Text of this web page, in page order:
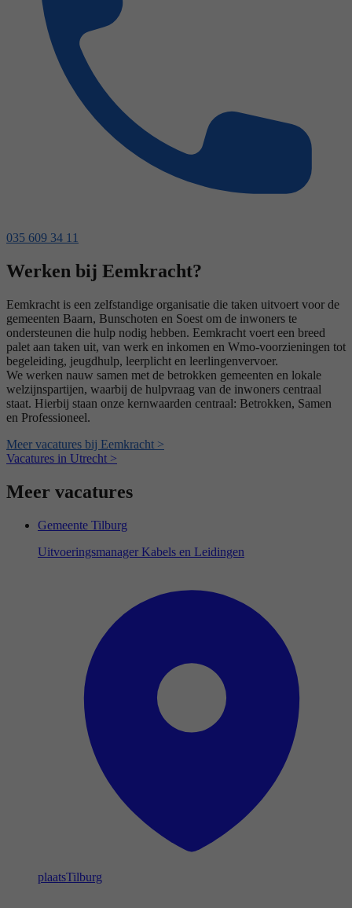
035 609 34 11
Werken bij Eemkracht?
Eemkracht is een zelfstandige organisatie die taken uitvoert voor de
gemeenten Baarn, Bunschoten en Soest om de inwoners te
ondersteunen die hulp nodig hebben. Eemkracht voert een breed
palet aan taken uit, van werk en inkomen en Wmo-voorzieningen tot
begeleiding, jeugdhulp, leerplicht en leerlingenvervoer.
We werken nauw samen met de betrokken gemeenten en lokale
welzijnspartijen, waarbij de hulpvraag van de inwoners centraal
staat. Hierbij staan onze kernwaarden centraal: Betrokken, Samen
en Professioneel.
Meer vacatures bij Eemkracht >
Vacatures in Utrecht >
Meer vacatures
Gemeente Tilburg
Uitvoeringsmanager Kabels en Leidingen
plaatsTilburg